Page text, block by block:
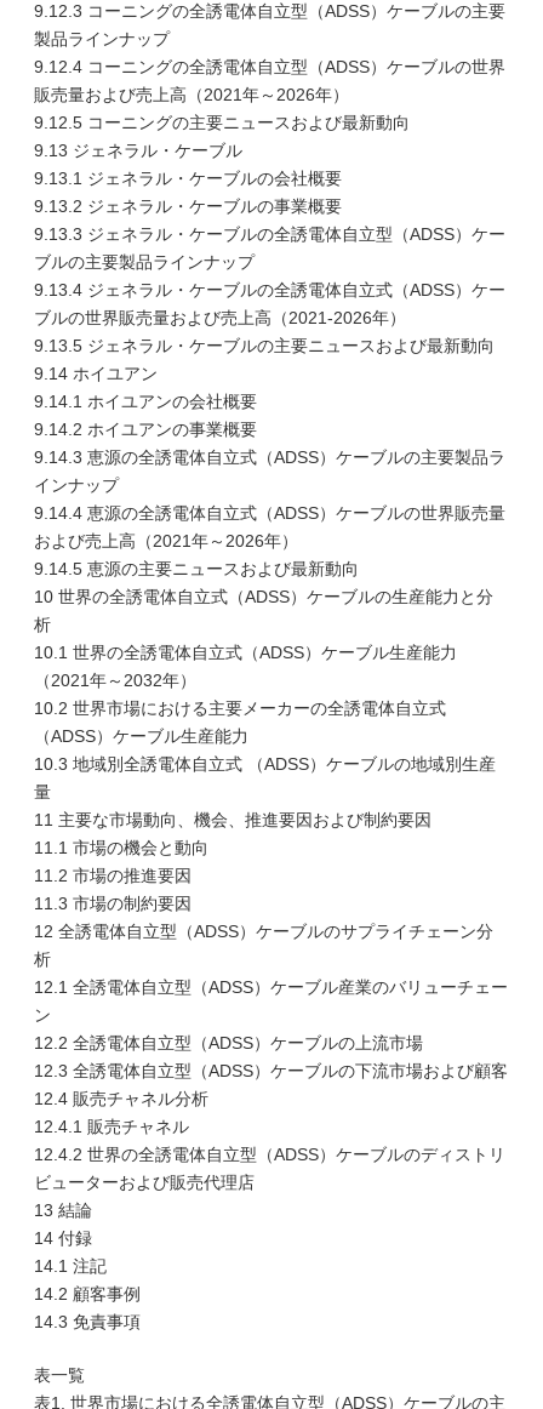
9.12.3 コーニングの全誘電体自立型（ADSS）ケーブルの主要
製品ラインナップ
9.12.4 コーニングの全誘電体自立型（ADSS）ケーブルの世界
販売量および売上高（2021年～2026年）
9.12.5 コーニングの主要ニュースおよび最新動向
9.13 ジェネラル・ケーブル
9.13.1 ジェネラル・ケーブルの会社概要
9.13.2 ジェネラル・ケーブルの事業概要
9.13.3 ジェネラル・ケーブルの全誘電体自立型（ADSS）ケー
ブルの主要製品ラインナップ
9.13.4 ジェネラル・ケーブルの全誘電体自立式（ADSS）ケー
ブルの世界販売量および売上高（2021-2026年）
9.13.5 ジェネラル・ケーブルの主要ニュースおよび最新動向
9.14 ホイユアン
9.14.1 ホイユアンの会社概要
9.14.2 ホイユアンの事業概要
9.14.3 恵源の全誘電体自立式（ADSS）ケーブルの主要製品ラ
インナップ
9.14.4 恵源の全誘電体自立式（ADSS）ケーブルの世界販売量
および売上高（2021年～2026年）
9.14.5 恵源の主要ニュースおよび最新動向
10 世界の全誘電体自立式（ADSS）ケーブルの生産能力と分
析
10.1 世界の全誘電体自立式（ADSS）ケーブル生産能力
（2021年～2032年）
10.2 世界市場における主要メーカーの全誘電体自立式
（ADSS）ケーブル生産能力
10.3 地域別全誘電体自立式 （ADSS）ケーブルの地域別生産
量
11 主要な市場動向、機会、推進要因および制約要因
11.1 市場の機会と動向
11.2 市場の推進要因
11.3 市場の制約要因
12 全誘電体自立型（ADSS）ケーブルのサプライチェーン分
析
12.1 全誘電体自立型（ADSS）ケーブル産業のバリューチェー
ン
12.2 全誘電体自立型（ADSS）ケーブルの上流市場
12.3 全誘電体自立型（ADSS）ケーブルの下流市場および顧客
12.4 販売チャネル分析
12.4.1 販売チャネル
12.4.2 世界の全誘電体自立型（ADSS）ケーブルのディストリ
ビューターおよび販売代理店
13 結論
14 付録
14.1 注記
14.2 顧客事例
14.3 免責事項
表一覧
表1. 世界市場における全誘電体自立型（ADSS）ケーブルの主